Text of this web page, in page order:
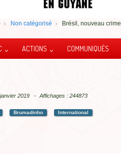
Non catégorisé Brésil, nouveau crime
ACTIONS COMMUNIQUÉS
2019 Affichages : 244873
Brumadinho International